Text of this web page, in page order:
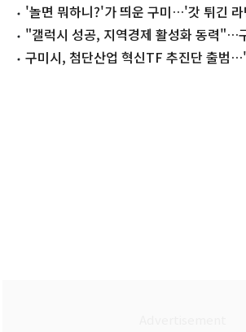
관리 원스톱
'놀면 뭐하니?'가 띄운 구미…'갓 튀긴
"갤럭시 성공, 지역경제 활성화 동력"…
페스타
구미시, 첨단산업 혁신TF 추진단 출범